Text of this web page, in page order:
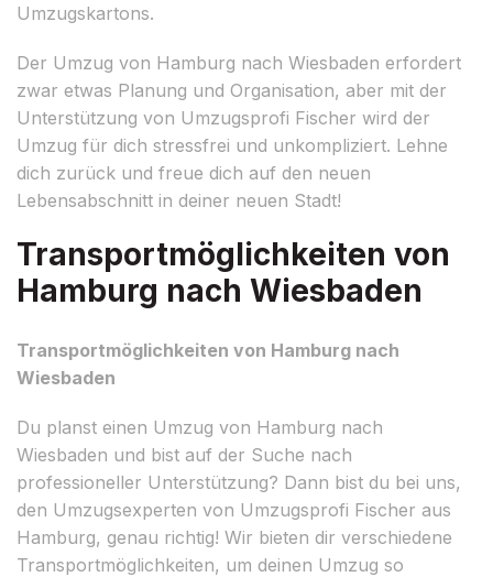
Umzugskartons.
Der Umzug von Hamburg nach Wiesbaden erfordert
zwar etwas Planung und Organisation, aber mit der
Unterstützung von Umzugsprofi Fischer wird der
Umzug für dich stressfrei und unkompliziert. Lehne
dich zurück und freue dich auf den neuen
Lebensabschnitt in deiner neuen Stadt!
Transportmöglichkeiten von
Hamburg nach Wiesbaden
Transportmöglichkeiten von Hamburg nach
Wiesbaden
Du planst einen Umzug von Hamburg nach
Wiesbaden und bist auf der Suche nach
professioneller Unterstützung? Dann bist du bei uns,
den Umzugsexperten von Umzugsprofi Fischer aus
Hamburg, genau richtig! Wir bieten dir verschiedene
Transportmöglichkeiten, um deinen Umzug so